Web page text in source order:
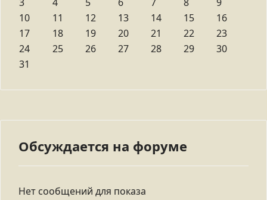
10
11 12 13 14 15
16
17
18 19 20 21 22
23
24
25 26 27 28 29
30
31
Обсуждается на форуме
Нет сообщений для показа